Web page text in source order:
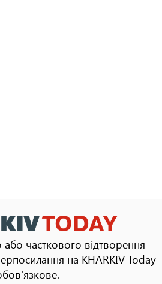
часткового відтворення
на KHARKIV Today